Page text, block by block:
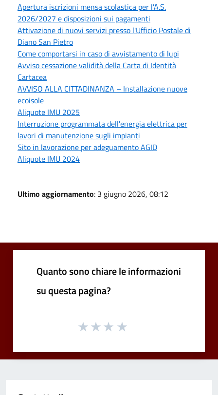
Apertura iscrizioni mensa scolastica per l'A.S.
2026/2027 e disposizioni sui pagamenti
Attivazione di nuovi servizi presso l'Ufficio Postale di
Diano San Pietro
Come comportarsi in caso di avvistamento di lupi
Avviso cessazione validità della Carta di Identità
Cartacea
AVVISO ALLA CITTADINANZA – Installazione nuove
ecoisole
Aliquote IMU 2025
Interruzione programmata dell'energia elettrica per
lavori di manutenzione sugli impianti
Sito in lavorazione per adeguamento AGID
Aliquote IMU 2024
Ultimo aggiornamento: 3 giugno 2026, 08:12
Quanto sono chiare le informazioni
su questa pagina?